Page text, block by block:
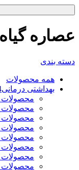
عصاره گیاه
دسته بندی
همه محصولات
بهداشتی درمانی
محصولات
محصولات
محصولات
محصولات
محصولات
محصولات